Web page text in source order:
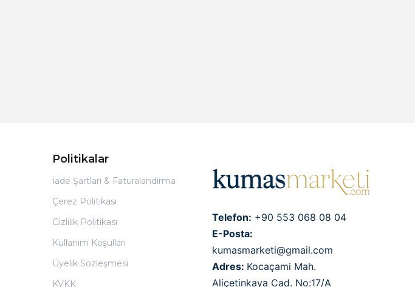
Politikalar
İade Şartları & Faturalandırma
Çerez Politikası
Gizlilik Politikası
Kullanım Koşulları
Üyelik Sözleşmesi
KVKK
Telefon: +90 553 068 08 04
E-Posta:
kumasmarketi@gmail.com
Adres: Kocaçami Mah.
Aliçetinkaya Cad. No:17/A